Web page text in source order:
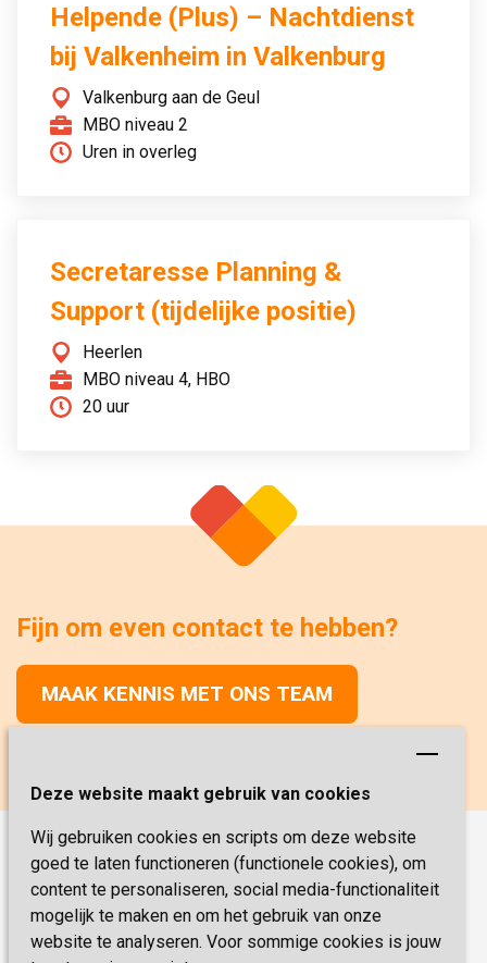
Deze website maakt gebruik van cookies
Wij gebruiken cookies en scripts om deze website
goed te laten functioneren (functionele cookies), om
content te personaliseren, social media-functionaliteit
mogelijk te maken en om het gebruik van onze
website te analyseren. Voor sommige cookies is jouw
Helpende (Plus) – Nachtdienst
bij Valkenheim in Valkenburg
Valkenburg aan de Geul
MBO niveau 2
Uren in overleg
Secretaresse Planning &
Support (tijdelijke positie)
Heerlen
MBO niveau 4, HBO
20 uur
Onze functies
Verpleegkunde
Verzorging
Vacatures
Fijn om even contact te hebben?
MAAK KENNIS MET ONS TEAM